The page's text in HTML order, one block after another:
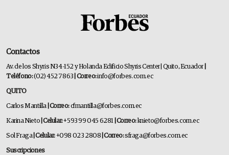
Contactos
Av. de los Shyris N34-152 y Holanda Edificio Shyris Center | Quito, Ecuador
Teléfono:(02) 452 7863 | Correo:info@forbes.com.ec
QUITO
Carlos Mantilla | Correo:cfmantilla@forbes.com.ec
Karina Nieto | Celular:+593 99 045 6281 | Correo:knieto@forbes.com.ec
Sol Fraga| Celular:+098 023 2808 | Correo:sfraga@forbes.com.ec
Suscripciones